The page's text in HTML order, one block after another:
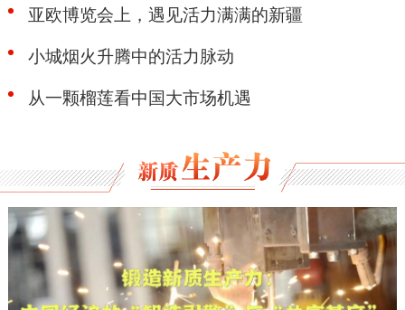
亚欧博览会上，遇见活力满满的新疆
小城烟火升腾中的活力脉动
从一颗榴莲看中国大市场机遇